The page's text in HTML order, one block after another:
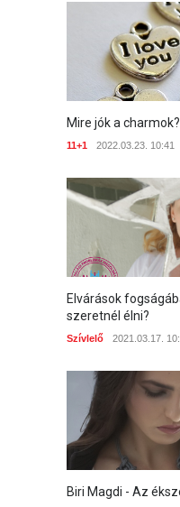
Mire jók a charmok?
11+1 2022.03.23. 10:41
Elvárások
szeretnél élni?
Szívlelő 2021.03.17.
Biri Magdi - Az